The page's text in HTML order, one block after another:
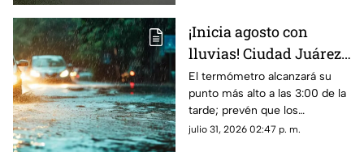
¡Inicia agosto con
lluvias! Ciudad Juárez
empieza este mes con
temperaturas de hasta
39°C y probabilidad de
TORMENTAS
El termómetro alcanzará su
punto más alto a las 3:00 de la
tarde; prevén que los
chubascos y tormentas se
julio 31, 2026 02:47 p. m.